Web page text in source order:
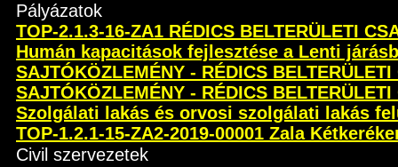
Pályázatok
TOP-2.1.3-16-ZA1 RÉDICS BELTERÜLETI
Humán kapacitások fejlesztése a Lenti
SAJTÓKÖZLEMÉNY - RÉDICS
SAJTÓKÖZLEMÉNY - RÉDICS
Szolgálati lakás és orvosi szolgálati lakás
TOP-1.2.1-15-ZA2-2019-00001 Zala
Civil szervezetek